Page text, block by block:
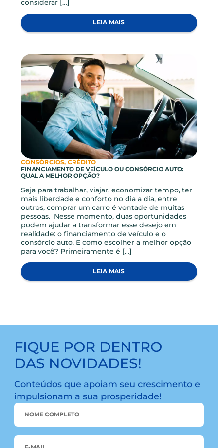
CONSÓRCIOS
CONSÓRCIOS: 5 COISAS QUE VOCÊ PRECISA SABER
Suponhamos que você queira adquirir um bem
esse bem pode ser um carro, uma casa, ou até
mesmo uma viagem. Uma modalidade de
compra muito conhecida e que pode te ajudar a
alcançar esses objetivos são os consórcios. A
partir do momento que você começa a
considerar […]
FINANCIAMENTO DE VEÍCULO OU CONSÓRCIO AUTO:
QUAL A MELHOR OPÇÃO?